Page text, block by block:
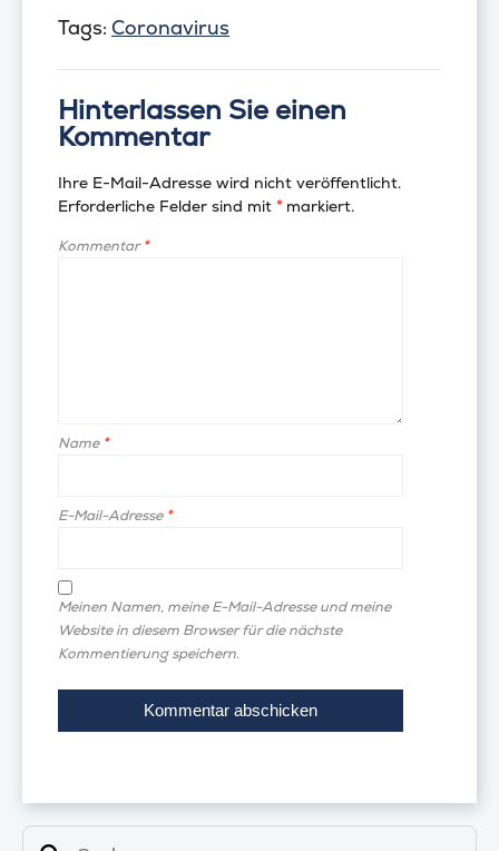
Tags: Coronavirus
Hinterlassen Sie einen
Kommentar
Ihre E-Mail-Adresse wird nicht veröffentlicht.
Erforderliche Felder sind mit *markiert.
Kommentar*
Name *
E-Mail-Adresse *
Meinen Namen, meine E-Mail-Adresse und meine
Website in diesem Browser für die nächste
Kommentierung speichern.